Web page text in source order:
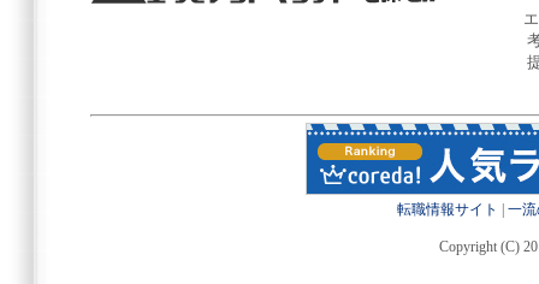
転職情報サイト 一
Copyright (C)